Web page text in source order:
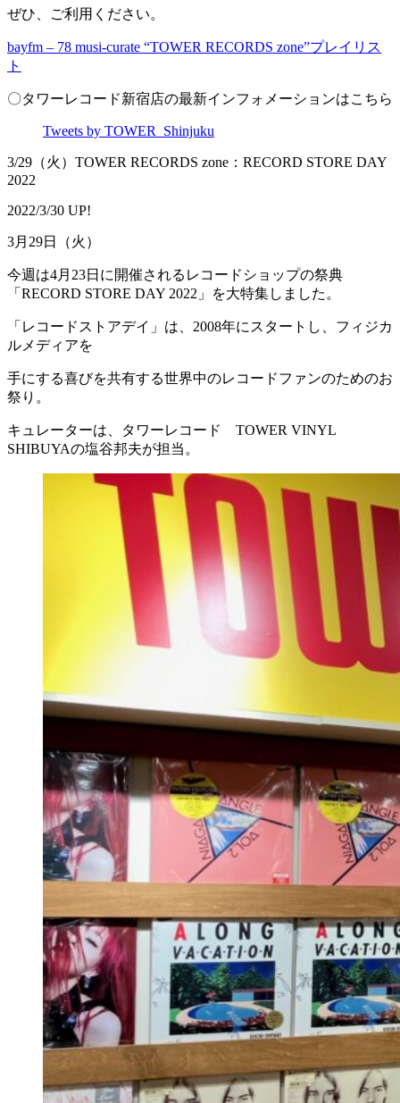
ぜひ、ご利用ください。
bayfm – 78 musi-curate “TOWER RECORDS zone”プレイリス
ト
〇タワーレコード新宿店の最新インフォメーションはこちら
Tweets by TOWER_Shinjuku
3/29（火）TOWER RECORDS zone：RECORD STORE DAY
2022
2022/3/30 UP!
3月29日（火）
今週は4月23日に開催されるレコードショップの祭典
「RECORD STORE DAY 2022」を大特集しました。
「レコードストアデイ」は、2008年にスタートし、フィジカ
ルメディアを
手にする喜びを共有する世界中のレコードファンのためのお
祭り。
キュレーターは、タワーレコード TOWER VINYL
SHIBUYAの塩谷邦夫が担当。